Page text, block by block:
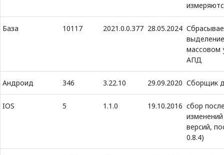
База 10117 2021.0.0.377 28.05.2024
массовом
АПД
Андроид 346 3.22.10 29.09.2020 Сборщик
IOS 5 1.1.0 19.10.2016 сбор
версий,
0.8.4)